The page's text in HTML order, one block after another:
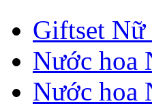
Giftset
Nước hoa
Nước hoa